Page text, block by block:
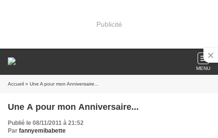
Publicité
MENU
Accueil » Une A pour mon Anniversaire...
Une A pour mon Anniversaire...
Publié le 08/11/2011 à 21:52
Par fannyemibabette